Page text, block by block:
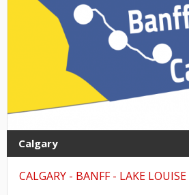
Calgary
CALGARY - BANFF - LAKE